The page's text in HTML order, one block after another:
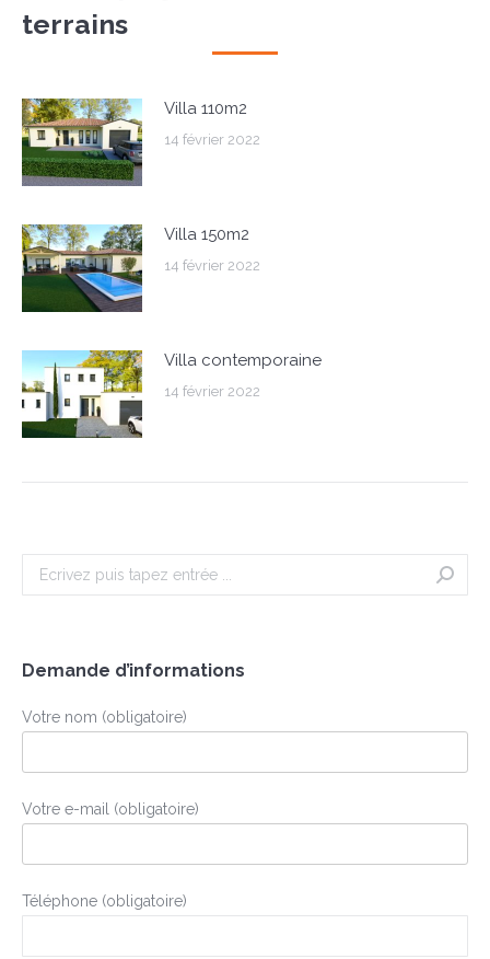
terrains
Villa 110m2
14 février 2022
Villa 150m2
14 février 2022
Villa contemporaine
14 février 2022
Search:
Demande d’informations
Votre nom (obligatoire)
Votre e-mail (obligatoire)
Téléphone (obligatoire)